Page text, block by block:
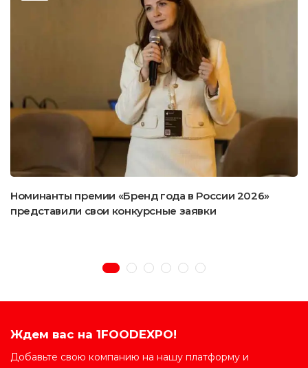
Номинанты премии «Бренд года в России 2026»
представили свои конкурсные заявки
Ждем вас на 1FOODEXPO!
Добавьте свою компанию на нашу платформу и